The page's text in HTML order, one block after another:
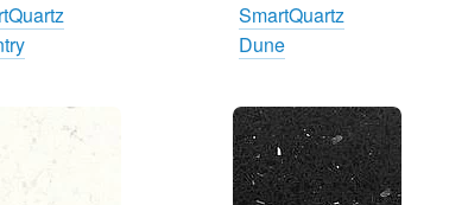
SmartQuartz
Dune